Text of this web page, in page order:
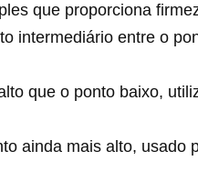
que proporciona
intermediário entre o
que o ponto baixo,
ainda mais alto, usado